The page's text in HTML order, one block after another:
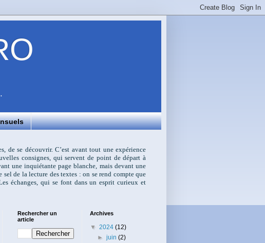
de se découvrir. C’est avant tout une expérience
consignes, qui servent de point de départ à
une inquiétante page blanche, mais devant une
de la lecture des textes : on se rend compte que
échanges, qui se font dans un esprit curieux et
Rechercher un
article
Archives
▼ 2024 (12)
►juin(2)